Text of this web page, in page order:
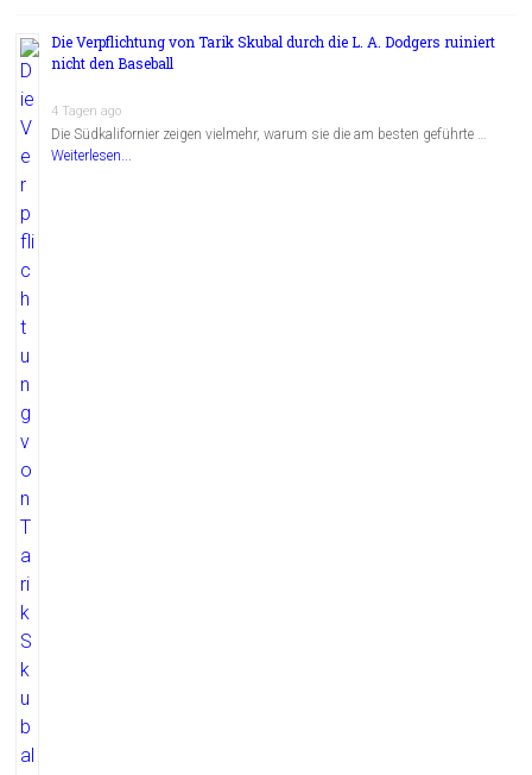
Die Verpflichtung von Tarik Skubal durch die L. A. Dodgers ruiniert
nicht den Baseball
4 Tagen ago
Die Südkalifornier zeigen vielmehr, warum sie die am besten geführte …
Weiterlesen...